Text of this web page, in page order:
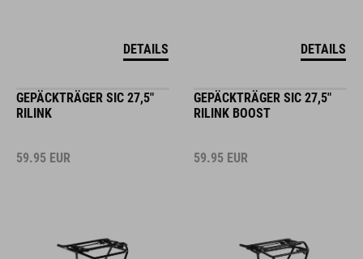
DETAILS DETAILS
GEPÄCKTRÄGER SIC 27,5"
RILINK
59.95 EUR
GEPÄCKTRÄGER SIC 27,5"
RILINK BOOST
59.95 EUR